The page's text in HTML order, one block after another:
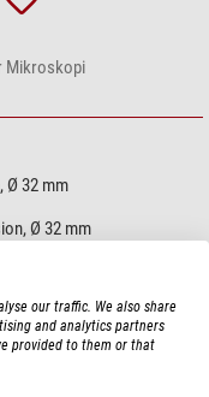
Mikroskopi
Ø 32 mm
Ø 32 mm
our traffic. We also share
and analytics partners
provided to them or that